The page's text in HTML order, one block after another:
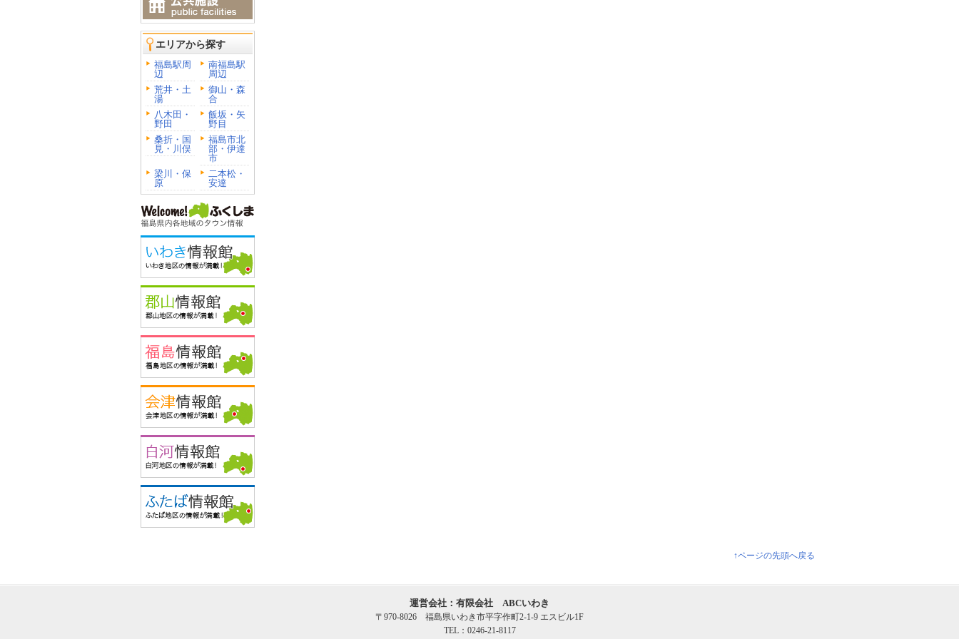
エリアから探す
福島駅周
辺
南福島駅
周辺
荒井・土
湯
御山・森
合
八木田・
野田
飯坂・矢
野目
桑折・国
見・川俣
福島市北
部・伊達
市
梁川・保
原
二本松・
安達
↑ページの先頭へ戻る
運営会社：有限会社 ABCいわき
〒970-8026 福島県いわき市平字作町2-1-9 エスビル1F
TEL：0246-21-8117